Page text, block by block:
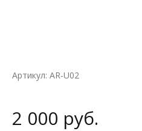
Артикул: AR-U02
2 000 руб.